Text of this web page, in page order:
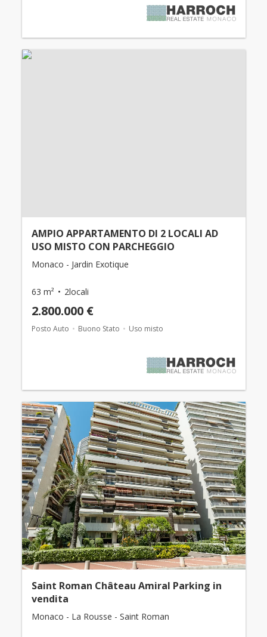
AMPIO APPARTAMENTO DI 2 LOCALI AD
USO MISTO CON PARCHEGGIO
Monaco - Jardin Exotique
63 m² 2locali
2.800.000 €
Posto Auto Buono Stato Uso misto
Saint Roman Château Amiral Parking in
vendita
Monaco - La Rousse - Saint Roman